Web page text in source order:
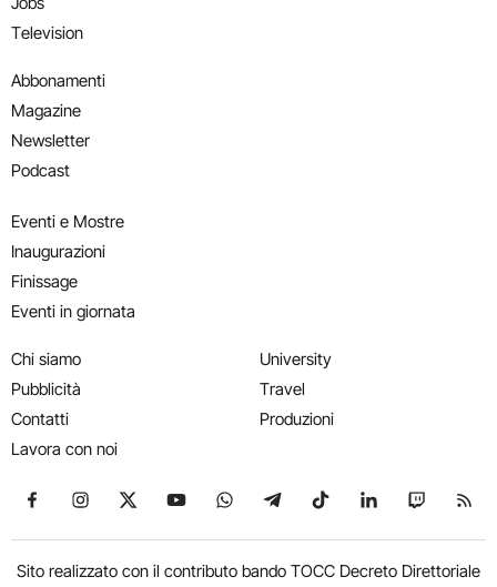
Television
Abbonamenti
Magazine
Newsletter
Podcast
Eventi e Mostre
Inaugurazioni
Finissage
Eventi in giornata
Chi siamo
Pubblicità
Contatti
Lavora con noi
University
Travel
Produzioni
Seguici su Facebook
Seguici su Instagram
Seguici su X
Seguici su YouTube
Seguici su WhatsApp
Seguici su Telegram
Seguici su TikTok
Seguici su
Seguici
Sito realizzato con il contributo bando TOCC Decreto Direttoriale